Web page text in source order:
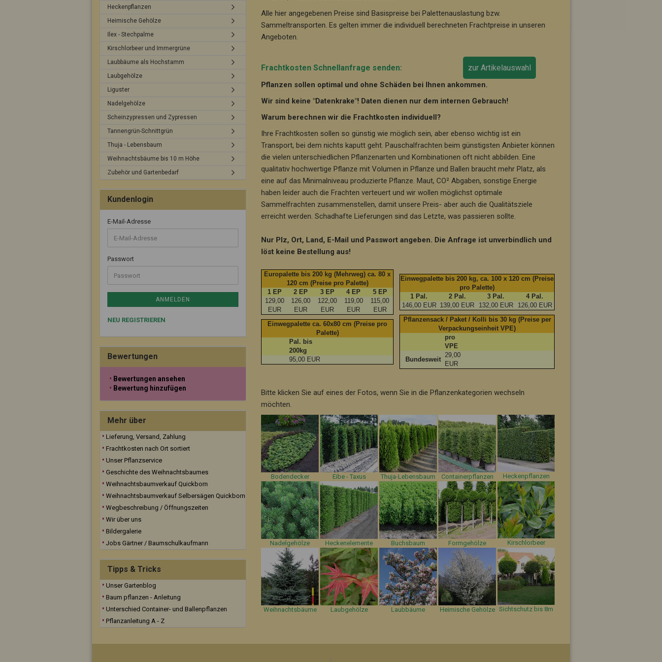
Alle hier angegebenen Preise sind Basispreise bei Palettenauslastung bzw.
Sammeltransporten. Es gelten immer die individuell berechneten Frachtpreise in unseren
Angeboten.
Frachtkosten Schnellanfrage senden: zur Artikelauswahl
Pflanzen sollen optimal und ohne Schäden bei Ihnen ankommen.
Wir sind keine "Datenkrake"! Daten dienen nur dem internen Gebrauch!
Warum berechnen wir die Frachtkosten individuell?
Ihre Frachtkosten sollen so günstig wie möglich sein, aber ebenso wichtig ist ein
Transport, bei dem nichts kaputt geht. Pauschalfrachten beim günstigsten Anbieter können
die vielen unterschiedlichen Pflanzenarten und Kombinationen oft nicht abbilden. Eine
qualitativ hochwertige Pflanze mit Volumen in Pflanze und Ballen braucht mehr Platz, als
eine auf das Minimalniveau produzierte Pflanze. Maut, CO² Abgaben, sonstige Energie
haben leider auch die Frachten verteuert und wir wollen möglichst optimale
Sammelfrachten zusammenstellen, damit unsere Preis- aber auch die Qualitätsziele
erreicht werden. Schadhafte Lieferungen sind das Letzte, was passieren sollte.
Nur Plz, Ort, Land, E-Mail und Passwort angeben. Die Anfrage ist unverbindlich und
löst keine Bestellung aus!
Europalette bis 200 kg (Mehrweg) ca. 80 x
120 cm (Preise pro Palette)
1 EP
2 EP 3 EP 4 EP
5 EP
129,00
EUR
126,00
EUR
122,00
EUR
119,00
EUR
115,00
EUR
Einwegpalette bis 200 kg, ca. 100 x 120 cm (Preise
pro Palette)
1 Pal.
2 Pal. 3 Pal.
4 Pal.
146,00 EUR 139,00 EUR 132,00 EUR 126,00 EUR
Einwegpalette ca. 60x80 cm (Preise pro
Palette)
Pal. bis
200kg
95,00 EUR
Pflanzensack / Paket / Kolli bis 30 kg (Preise per
Verpackungseinheit VPE)
pro
VPE
Bundesweit
29,00
EUR
Bitte klicken Sie auf eines der Fotos, wenn Sie in die Pflanzenkategorien wechseln
möchten.
Bodendecker Eibe - Taxus Thuja-Lebensbaum Containerpflanzen Heckenpflanzen
Nadelgehölze Heckenelemente Buchsbaum Formgehölze Kirschlorbeer
Weihnachtsbäume Laubgehölze Laubbäume Heimische Gehölze Sichtschutz bis 8m
Heckenpflanzen
Heimische Gehölze
Ilex - Stechpalme
Kirschlorbeer und Immergrüne
Laubbäume als Hochstamm
Laubgehölze
Liguster
Nadelgehölze
Scheinzypressen und Zypressen
Tannengrün-Schnittgrün
Thuja - Lebensbaum
Weihnachtsbäume bis 10 m Höhe
Zubehör und Gartenbedarf
Kundenlogin
E-Mail-Adresse
Passwort
ANMELDEN
NEU REGISTRIEREN
Bewertungen
Bewertungen ansehen
Bewertung hinzufügen
Mehr über
Lieferung, Versand, Zahlung
Frachtkosten nach Ort sortiert
Unser Pflanzservice
Geschichte des Weihnachtsbaumes
Weihnachtsbaumverkauf Quickborn
Weihnachtsbaumverkauf Selbersägen Quickborn
Wegbeschreibung / Öffnungszeiten
Wir über uns
Bildergalerie
Jobs Gärtner / Baumschulkaufmann
Tipps & Tricks
Unser Gartenblog
Baum pflanzen - Anleitung
Unterschied Container- und Ballenpflanzen
Pflanzanleitung A - Z